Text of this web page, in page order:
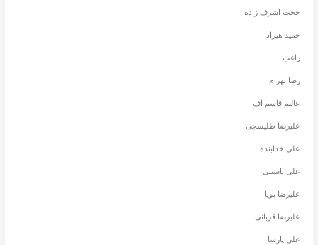
حجت اشرف زاده
حمید هیراد
راغب
رضا بهرام
عالیم قاسم اف
علیرضا طلیسچی
علی خدابنده
علی یاسینی
علیرضا پویا
علیرضا قربانی
علی پارسا